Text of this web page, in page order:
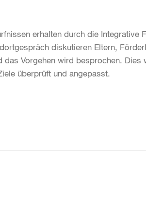
erhalten durch die Integrative
diskutieren Eltern,
das Vorgehen wird besprochen. Dies
überprüft und angepasst.